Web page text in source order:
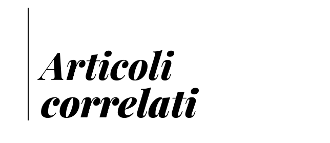
Articoli
correlati